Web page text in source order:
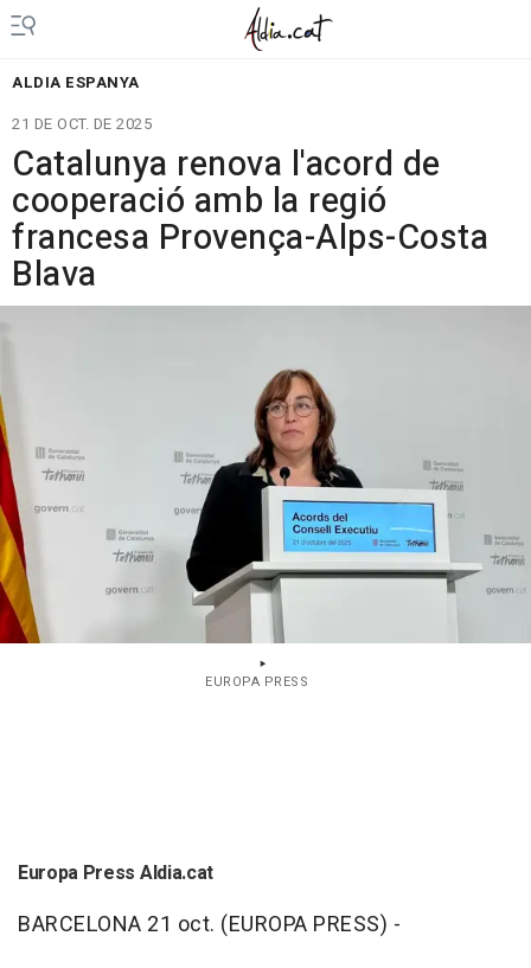
ALDIA ESPANYA
21 DE OCT. DE 2025
Catalunya renova l'acord de
cooperació amb la regió
francesa Provença-Alps-Costa
Blava
EUROPA PRESS
Europa Press Aldia.cat
BARCELONA 21 oct. (EUROPA PRESS) -